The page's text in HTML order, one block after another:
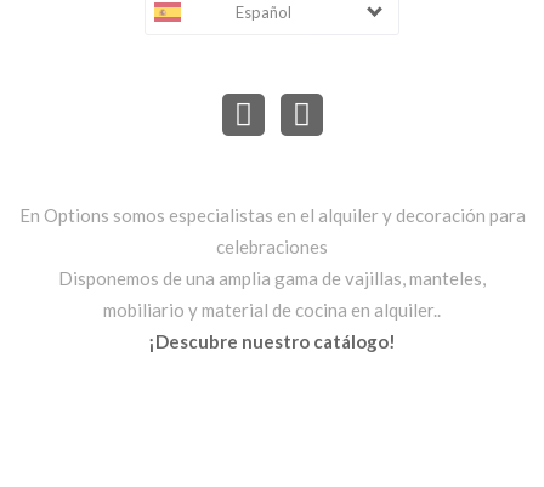
Español
En Options somos especialistas en el alquiler y decoración para
celebraciones
Disponemos de una amplia gama de vajillas, manteles,
mobiliario y material de cocina en alquiler..
¡Descubre nuestro catálogo!